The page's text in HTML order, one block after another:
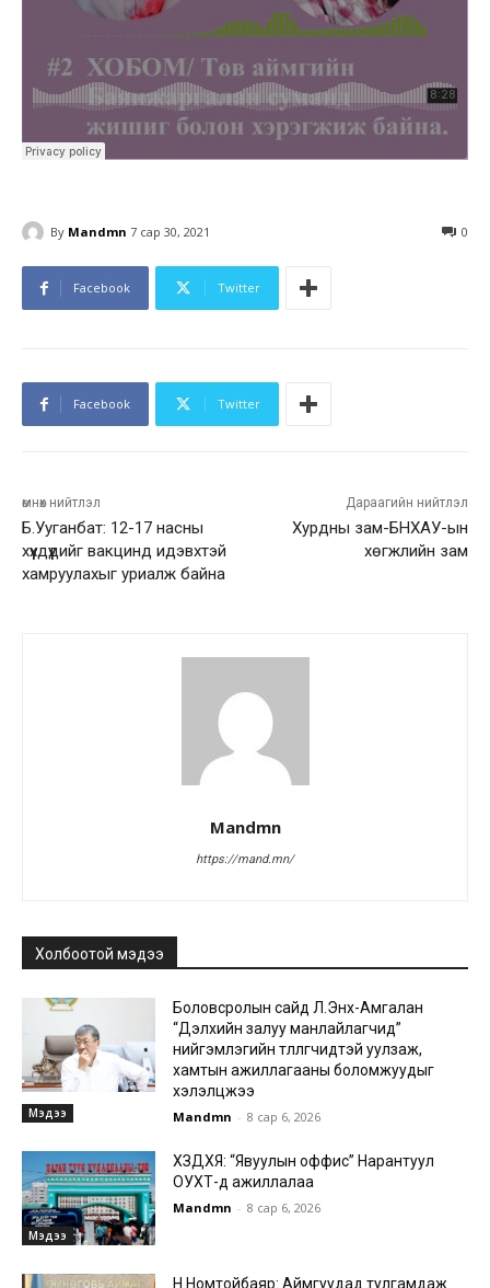
By Mandmn 7 сар 30, 2021 0
Facebook Twitter
Facebook Twitter
өмнөх нийтлэл
Б.Ууганбат: 12-17 насны
хүүхдүүдийг вакцинд идэвхтэй
хамруулахыг уриалж байна
Дараагийн нийтлэл
Хурдны зам-БНХАУ-ын
хөгжлийн зам
Mandmn
https://mand.mn/
Холбоотой мэдээ
Мэдээ
Боловсролын сайд Л.Энх-Амгалан
“Дэлхийн залуу манлайлагчид”
нийгэмлэгийн төлөөлөгчидтэй уулзаж,
хамтын ажиллагааны боломжуудыг
хэлэлцжээ
Mandmn - 8 сар 6, 2026
Мэдээ
ХЗДХЯ: “Явуулын оффис” Нарантуул
ОУХТ-д ажиллалаа
Mandmn - 8 сар 6, 2026
Н.Номтойбаяр: Аймгуудад тулгамдаж